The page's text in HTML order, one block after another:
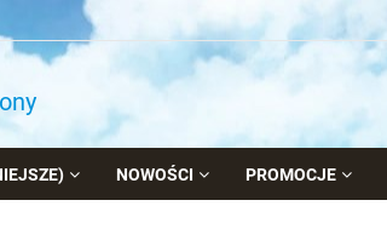
NOWOŚCI PROMOCJE